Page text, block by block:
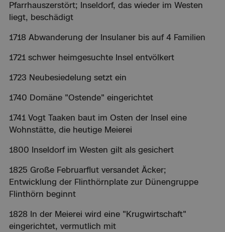
Pfarrhauszerstört; Inseldorf, das wieder im Westen
liegt, beschädigt
1718 Abwanderung der Insulaner bis auf 4 Familien
1721 schwer heimgesuchte Insel entvölkert
1723 Neubesiedelung setzt ein
1740 Domäne "Ostende" eingerichtet
1741 Vogt Taaken baut im Osten der Insel eine
Wohnstätte, die heutige Meierei
1800 Inseldorf im Westen gilt als gesichert
1825 Große Februarflut versandet Äcker;
Entwicklung der Flinthörnplate zur Dünengruppe
Flinthörn beginnt
1828 In der Meierei wird eine "Krugwirtschaft"
eingerichtet, vermutlich mit